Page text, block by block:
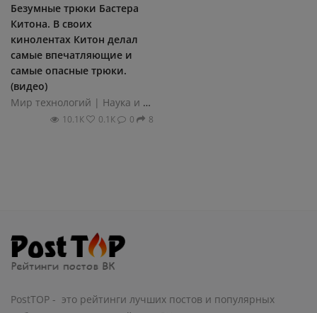
Безумные трюки Бастера
Китона. В своих
кинолентах Китон делал
самые впечатляющие и
самые опасные трюки.
(видео)
Мир технологий | Наука и техника
10.1К 0.1К 0 8
PostTOP - это рейтинги лучших постов и популярных